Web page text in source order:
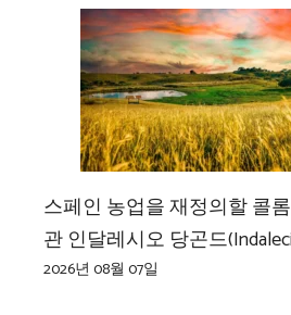
스페인 농업을 재정의할 콜
관 인달레시오 당곤드
2026년 08월 07일